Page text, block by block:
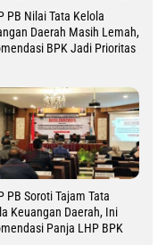
PB Nilai Tata Kelola
Daerah Masih Lemah,
BPK Jadi Prioritas
PB Soroti Tajam Tata
Keuangan Daerah, Ini
Panja LHP BPK